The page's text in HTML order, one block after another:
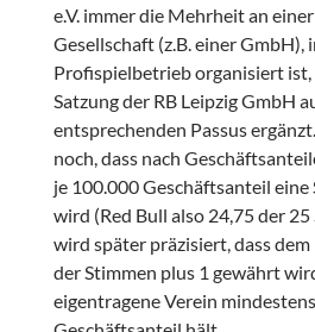
e.V. immer die Mehrheit an
Gesellschaft (z.B. einer GmbH),
Profispielbetrieb organisiert ist,
Satzung der RB Leipzig GmbH
entsprechenden Passus
noch, dass nach
je 100.000 Geschäftsanteil
wird (Red Bull also 24,75 der
wird später präzisiert, dass dem
der Stimmen plus 1 gewährt
eigentragene Verein